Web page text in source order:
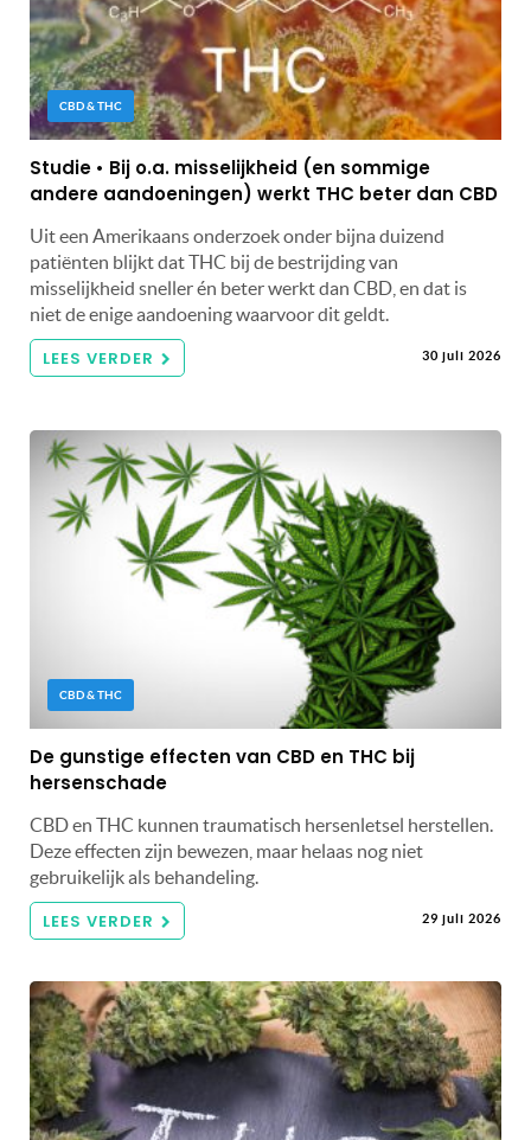
CBD & THC
Studie • Bij o.a. misselijkheid (en sommige
andere aandoeningen) werkt THC beter dan CBD
Uit een Amerikaans onderzoek onder bijna duizend
patiënten blijkt dat THC bij de bestrijding van
misselijkheid sneller én beter werkt dan CBD, en dat is
niet de enige aandoening waarvoor dit geldt.
LEES VERDER 30 juli 2026
CBD & THC
De gunstige effecten van CBD en THC bij
hersenschade
CBD en THC kunnen traumatisch hersenletsel herstellen.
Deze effecten zijn bewezen, maar helaas nog niet
gebruikelijk als behandeling.
LEES VERDER 29 juli 2026